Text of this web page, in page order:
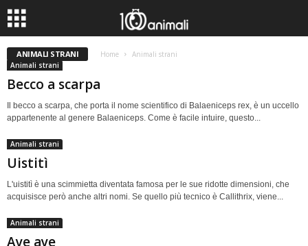
ANIMALI STRANI Home
Animali strani
Animali strani
Becco a scarpa
Il becco a scarpa, che porta il nome scientifico di Balaeniceps rex, è un uccello
appartenente al genere Balaeniceps. Come è facile intuire, questo...
Animali strani
Uistitì
L'uistitì è una scimmietta diventata famosa per le sue ridotte dimensioni, che
acquisisce però anche altri nomi. Se quello più tecnico è Callithrix, viene...
Animali strani
Aye aye